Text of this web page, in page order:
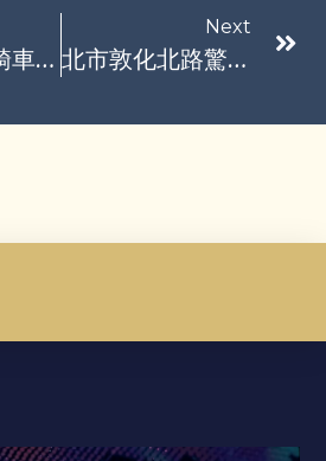
未成年無照騎車攀升 交通部祭出3招遏止違規駕駛
Next
北市敦化北路驚見天坑 「深度約1公尺」還有瓦斯味…警消急戒備